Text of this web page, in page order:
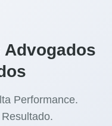
Advogados
Performance.